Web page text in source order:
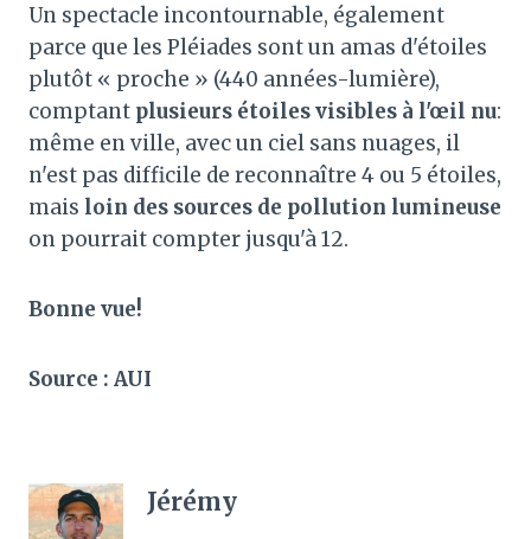
Un spectacle incontournable, également
parce que les Pléiades sont un amas d'étoiles
plutôt « proche » (440 années-lumière),
comptant plusieurs étoiles visibles à l'œil nu:
même en ville, avec un ciel sans nuages, il
n'est pas difficile de reconnaître 4 ou 5 étoiles,
mais loin des sources de pollution lumineuse
on pourrait compter jusqu'à 12.
Bonne vue!
Source : AUI
Jérémy